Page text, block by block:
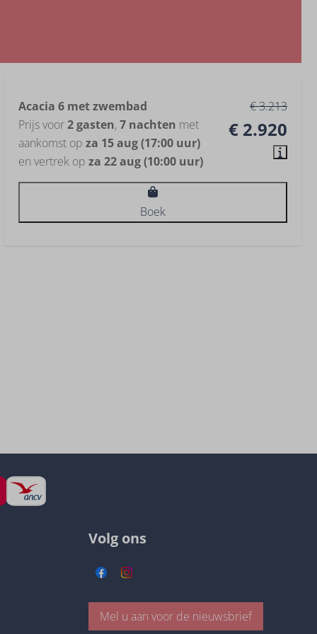
€ 3.213
€ 2.920
Acacia 6 met zwembad
Prijs voor2 gasten,7 nachten met
aankomst op za 15 aug (17:00 uur)
en vertrek op za 22 aug (10:00 uur)
Boek
Volg ons
Mel u aan voor de nieuwsbrief